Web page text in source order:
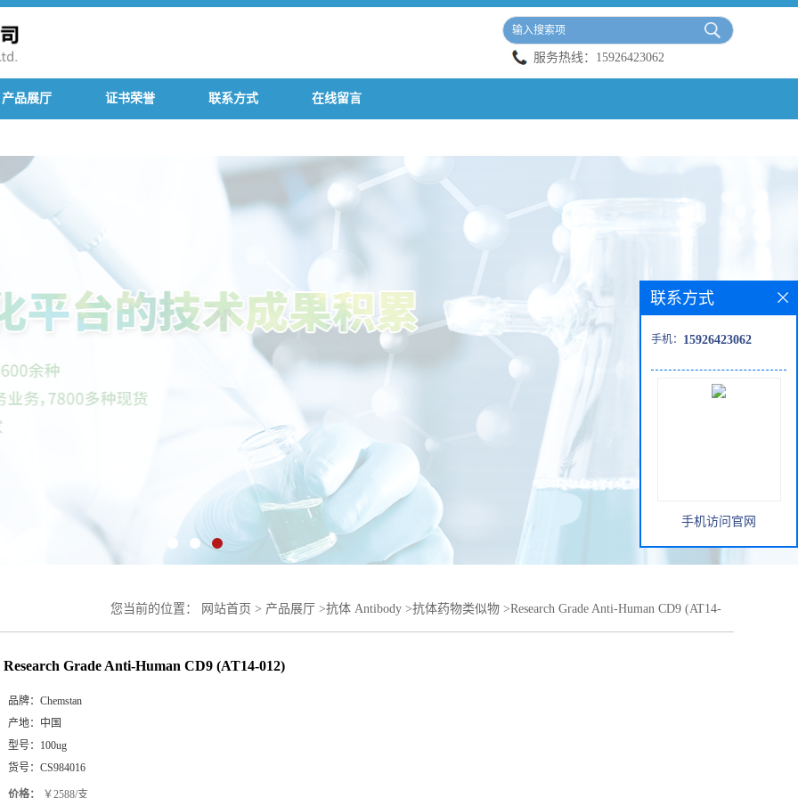
服务热线： 15926423062
产品展厅 证书荣誉 联系方式 在线留言
您当前的位置： 网站首页 > 产品展厅 >抗体 Antibody >抗体药物类似物 >Research Grade Anti-Human CD9 (AT14-
Research Grade Anti-Human CD9 (AT14-012)
品牌： Chemstan
产地： 中国
型号： 100ug
货号： CS984016
价格： ￥2588/支
联系方式
手机： 15926423062
手机访问官网